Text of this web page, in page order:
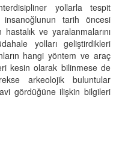
yollarla tespit
tarih öncesi
ve yaralanmalarını
yolları geliştirdikleri
hangi yöntem ve araç
kesin olarak bilinmese de
arkeolojik buluntular
gördüğüne ilişkin bilgileri